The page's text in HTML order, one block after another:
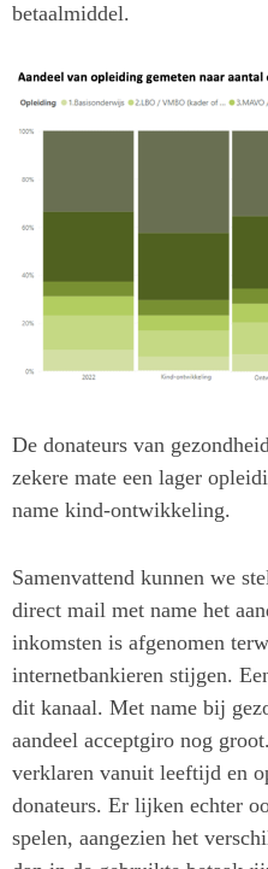
betaalmiddel.
De donateurs van
zekere mate een lager
name kind-ontwikkeling.
Samenvattend kunnen we
direct mail met name het
inkomsten is afgenomen
internetbankieren stijgen.
dit kanaal. Met name bij
aandeel acceptgiro nog
verklaren vanuit leeftijd en
donateurs. Er lijken echter
spelen, aangezien het